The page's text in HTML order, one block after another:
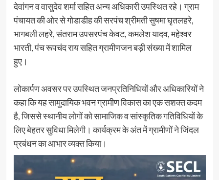
देवांगन व वासुदेव शर्मा सहित अन्य अधिकारी उपस्थित रहे। ग्राम
पंचायत की ओर से गोडाडीह की सरपंच श्रीमती सुषमा घृतलहरे,
भागबली लहरे, संतराम उपसरपंच केवट, कमलेश यादव, महेश्वर
भारती, पंच रूपचंद राय सहित ग्रामीणजन बड़ी संख्या में शामिल
हुए।
लोकार्पण अवसर पर उपस्थित जनप्रतिनिधियों और अधिकारियों ने
कहा कि यह सामुदायिक भवन ग्रामीण विकास का एक सशक्त कदम
है, जिससे स्थानीय लोगों को सामाजिक व सांस्कृतिक गतिविधियों के
लिए बेहतर सुविधा मिलेगी। कार्यक्रम के अंत में ग्रामीणों ने जिंदल
प्रबंधन का आभार व्यक्त किया।